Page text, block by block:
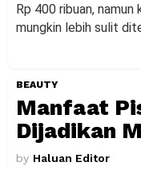
Rp 400 ribuan,
mungkin lebih sulit
BEAUTY
Manfaat
Dijadikan
by Haluan Editor